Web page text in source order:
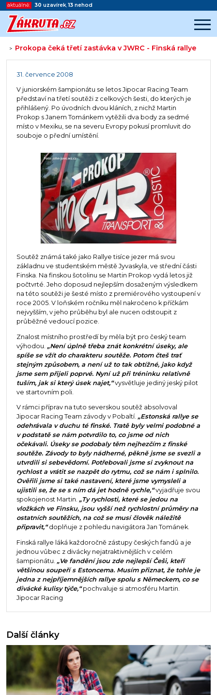
aktuálně: 30 uzavírek,13 nehod
> Prokopa čeká třetí zastávka v JWRC - Finská rallye
Začátek reklamy
31. července 2008
V juniorském šampionátu se letos Jipocar Racing Team
představí na třetí soutěži z celkových šesti, do kterých je
přihlášený. Po úvodních dvou kláních, z nichž Martin
Prokop s Janem Tománkem vytěžili dva body za sedmé
místo v Mexiku, se na severu Evropy pokusí promluvit do
souboje o přední umístění.
Soutěž známá také jako Rallye tisíce jezer má svou
základnu ve studentském městě Jyvaskyla, ve střední části
Finska. Na finskou šotolinu se Martin Prokop vydá letos již
počtvrté. Jeho doposud nejlepším dosaženým výsledkem
na této soutěži je šesté místo z premiérového vystoupení v
roce 2005. V loňském ročníku měl nakročeno k příčkám
nejvyšším, v jeho průběhu byl ale nucen odstoupit z
průběžné vedoucí pozice.
Znalost místního prostředí by měla být pro český team
výhodou. „Není úplně třeba znát konkrétní úseky, ale
spíše se vžít do charakteru soutěže. Potom čteš trať
stejným způsobem, a není už to tak obtížné, jako když
jsme sem přijeli poprvé. Nyní už při tréninku relativně
tuším, jak si který úsek najet,“vysvětluje jediný jeský pilot
ve startovním poli.
V rámci příprav na tuto severskou soutěž absolvoval
Jipocar Racing Team závody v Pobaltí. „Estonská rallye se
odehrávala v duchu té finské. Tratě byly velmi podobné a
v podstatě se nám potvrdilo to, co jsme od nich
očekávali. Úseky se podobaly těm nejhezčím z finské
soutěže. Závody to byly nádherné, pěkně jsme se svezli a
utvrdili si sebevědomí. Potřebovali jsme si zvyknout na
rychlost a vrátit se nazpět do rytmu, což se nám i splnilo.
Ověřili jsme si také nastavení, které jsme vymysleli a
ujistili se, že se s ním dá jet hodně rychle,“vyjadřuje svou
spokojenost Martin. „Ty rychlosti, které se jedou na
vložkách ve Finsku, jsou vyšší než rychlostní průměry na
ostatních soutěžích, na což se musí člověk náležitě
připravit,“doplňuje z pohledu navigátora Jan Tománek.
Finská rallye láká každoročně zástupy českých fandů a je
jednou vůbec z divácky nejatraktivnějších v celém
šampionátu. „Ve fandění jsou zde nejlepší Češi, kteří
většinou soupeří s Estoncema. Musím přiznat, že tohle je
jedna z nejpříjemnějších rallye spolu s Německem, co se
divácké kulisy týče,“pochvaluje si atmosféru Martin.
Jipocar Racing
Další články